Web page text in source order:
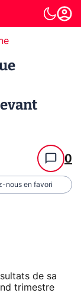
0
nous en favori
de sa
trimestre